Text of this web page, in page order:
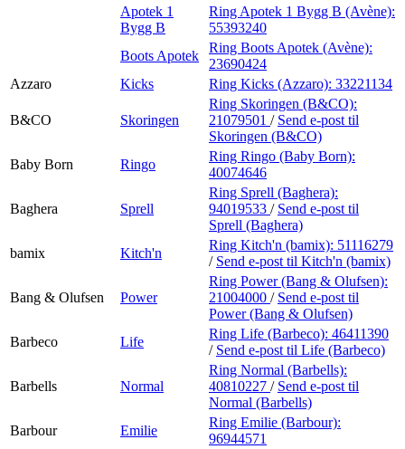
Apotek 1
Bygg B
Ring Apotek 1 Bygg B (Avène):
55393240
Boots Apotek
Ring Boots Apotek (Avène):
23690424
Azzaro
Kicks Ring Kicks (Azzaro): 33221134
B&CO Skoringen
Ring Skoringen (B&CO):
21079501 / Send e-post til
Skoringen (B&CO)
Baby Born
Ringo
Ring Ringo (Baby Born):
40074646
Baghera Sprell
Ring Sprell (Baghera):
94019533 / Send e-post til
Sprell (Baghera)
bamix
Kitch'n
Ring Kitch'n (bamix): 51116279
/ Send e-post til Kitch'n (bamix)
Bang & Olufsen Power
Ring Power (Bang & Olufsen):
21004000 / Send e-post til
Power (Bang & Olufsen)
Barbeco
Life
Ring Life (Barbeco): 46411390
/ Send e-post til Life (Barbeco)
Barbells Normal
Ring Normal (Barbells):
40810227 / Send e-post til
Normal (Barbells)
Barbour
Emilie
Ring Emilie (Barbour):
96944571